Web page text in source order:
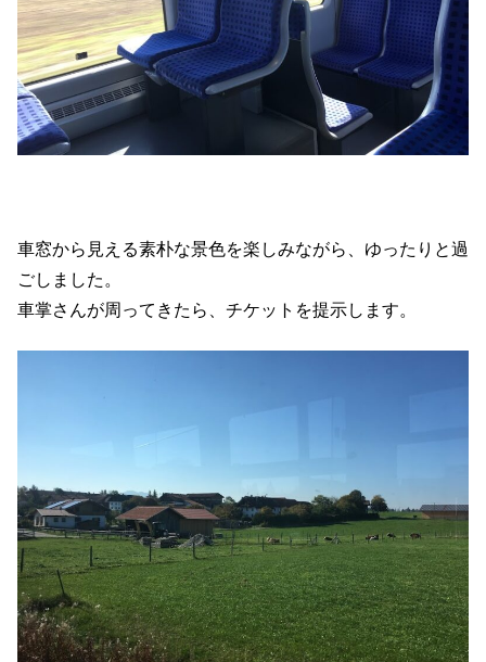
車窓から見える素朴な景色を楽しみながら、ゆったりと過
ごしました。
車掌さんが周ってきたら、チケットを提示します。